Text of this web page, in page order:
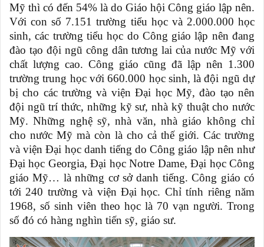
Mỹ thì có đến 54% là do Giáo hội Công giáo lập nên.
Với con số 7.151 trường tiểu học và 2.000.000 học
sinh, các trường tiểu học do Công giáo lập nên đang
đào tạo đội ngũ công dân tương lai của nước Mỹ với
chất lượng cao. Công giáo cũng đã lập nên 1.300
trường trung học với 660.000 học sinh, là đội ngũ dự
bị cho các trường và viện Đại học Mỹ, đào tạo nên
đội ngũ trí thức, những kỹ sư, nhà kỹ thuật cho nước
Mỹ. Những nghệ sỹ, nhà văn, nhà giáo không chỉ
cho nước Mỹ mà còn là cho cả thế giới. Các trường
và viện Đại học danh tiếng do Công giáo lập nên như
Đại học Georgia, Đại học Notre Dame, Đại học Công
giáo Mỹ… là những cơ sở danh tiếng. Công giáo có
tới 240 trường và viện Đại học. Chỉ tính riêng năm
1968, số sinh viên theo học là 70 vạn người. Trong
số đó có hàng nghìn tiến sỹ, giáo sư.